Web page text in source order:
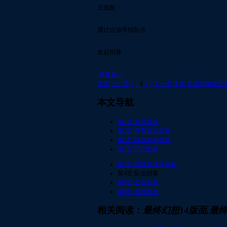
主面板：
通过过滤寻找队伍
发起招募
再逛逛>>
首页 上一页 2 3 4 5 6 下一页 末页 在本页阅读全
本文导航
第1页:角色面板
第3页:任务日志面板
第5页:随机副本面板
第7页:PVP面板
第2页:技能和法术面板
第4页:队伍招募
第6页:公会面板
第8页:其他面板
相关阅读： 最终幻想14版面,最